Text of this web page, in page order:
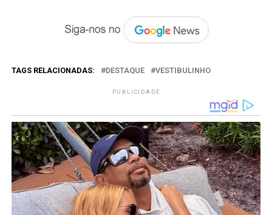
TAGS RELACIONADAS: DESTAQUE VESTIBULINHO
PUBLICIDADE